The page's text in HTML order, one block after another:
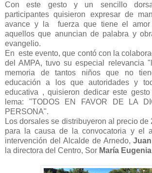
Con este gesto y un sencillo
participantes quisieron expresar de
avance y la fuerza que tiene el
aquellos que anuncian de palabra y
evangelio.
En este evento, que contó con la
del AMPA, tuvo su especial relevancia
memoria de tantos niños que no
educación a los que autoridades y
educativa , quisieron dedicar este
lema: "TODOS EN FAVOR DE LA
PERSONA".
Los dorsales se distribuyeron al precio
para la causa de la convocatoria y el
intervención del Alcalde de Arnedo,
la directora del Centro, Sor María